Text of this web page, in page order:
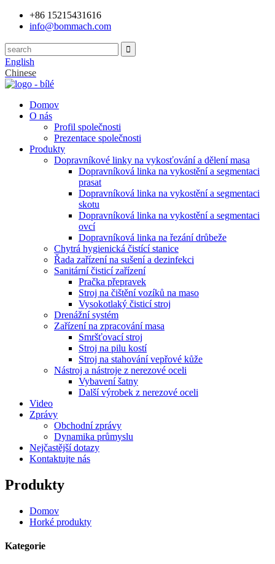
+86 15215431616
info@bommach.com
English
Chinese
Domov
O nás
Profil společnosti
Prezentace společnosti
Produkty
Dopravníkové linky na vykosťování a dělení masa
Dopravníková linka na vykostění a segmentaci
prasat
Dopravníková linka na vykostění a segmentaci
skotu
Dopravníková linka na vykostění a segmentaci
ovcí
Dopravníková linka na řezání drůbeže
Chytrá hygienická čistící stanice
Řada zařízení na sušení a dezinfekci
Sanitární čisticí zařízení
Pračka přepravek
Stroj na čištění vozíků na maso
Vysokotlaký čisticí stroj
Drenážní systém
Zařízení na zpracování masa
Smršťovací stroj
Stroj na pilu kostí
Stroj na stahování vepřové kůže
Nástroj a nástroje z nerezové oceli
Vybavení šatny
Další výrobek z nerezové oceli
Video
Zprávy
Obchodní zprávy
Dynamika průmyslu
Nejčastější dotazy
Kontaktujte nás
Produkty
Domov
Horké produkty
Kategorie